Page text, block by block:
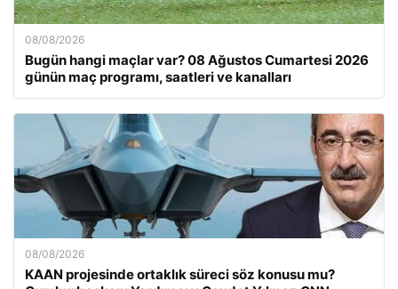
08/08/2026
Bugün hangi maçlar var? 08 Ağustos Cumartesi 2026
günün maç programı, saatleri ve kanalları
08/08/2026
KAAN projesinde ortaklık süreci söz konusu mu?